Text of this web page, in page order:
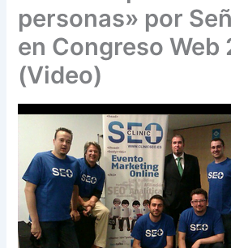
personas» por
en Congreso Web
(Video)